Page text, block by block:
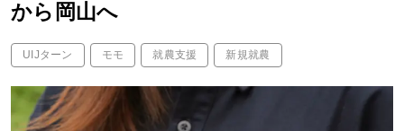
から岡山へ
UIJターン モモ 就農支援 新規就農